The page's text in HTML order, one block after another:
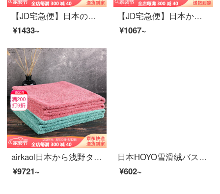
【JD宅急便】日本のオリジナル商品の輸入浅野の洗顔タオル、綿のタオル5つ星ホテルのタオルの柔らかさと厚いタオルの毛が落ちない32*85 cmの清水藍有機綿32*85 cm
¥1433~
【JD宅急便】日本から輸入したエアーカノール浅野タオルの綿は水を吸い込んで、柔らかいティッシュとオーガニックコットンの太い糸32*85 cmのハワイブルーです。
¥1067~
airkaol日本から浅野タオルを輸入し、厚くして五つ星ホテルカップルバスタオル女性純綿70*140 cm xtcシリーズのバラ粉+清水青の2つの服を追加しました。
¥9721~
日本HOYO雪滑绒バスタオルセット男女通用家庭用大人用吸水バスタオル吸水カバー千草-70*140 cm
¥602~